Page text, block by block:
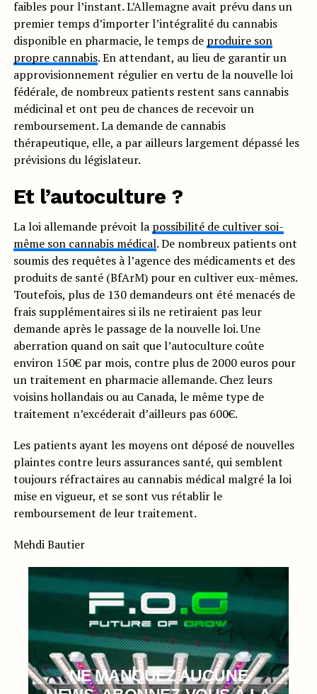
faibles pour l’instant. L’Allemagne avait prévu dans un
premier temps d’importer l’intégralité du cannabis
disponible en pharmacie, le temps de produire son
propre cannabis. En attendant, au lieu de garantir un
approvisionnement régulier en vertu de la nouvelle loi
fédérale, de nombreux patients restent sans cannabis
médicinal et ont peu de chances de recevoir un
remboursement. La demande de cannabis
thérapeutique, elle, a par ailleurs largement dépassé les
prévisions du législateur.
Et l’autoculture ?
La loi allemande prévoit la possibilité de cultiver soi-
même son cannabis médical. De nombreux patients ont
soumis des requêtes à l’agence des médicaments et des
produits de santé (BfArM) pour en cultiver eux-mêmes.
Toutefois, plus de 130 demandeurs ont été menacés de
frais supplémentaires si ils ne retiraient pas leur
demande après le passage de la nouvelle loi. Une
aberration quand on sait que l’autoculture coûte
environ 150€ par mois, contre plus de 2000 euros pour
un traitement en pharmacie allemande. Chez leurs
voisins hollandais ou au Canada, le même type de
traitement n’excéderait d’ailleurs pas 600€.
Les patients ayant les moyens ont déposé de nouvelles
plaintes contre leurs assurances santé, qui semblent
toujours réfractaires au cannabis médical malgré la loi
mise en vigueur, et se sont vus rétablir le
remboursement de leur traitement.
Mehdi Bautier
NE MANQUEZ AUCUNE